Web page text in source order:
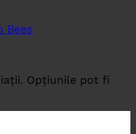
Bees
Opțiunile pot fi